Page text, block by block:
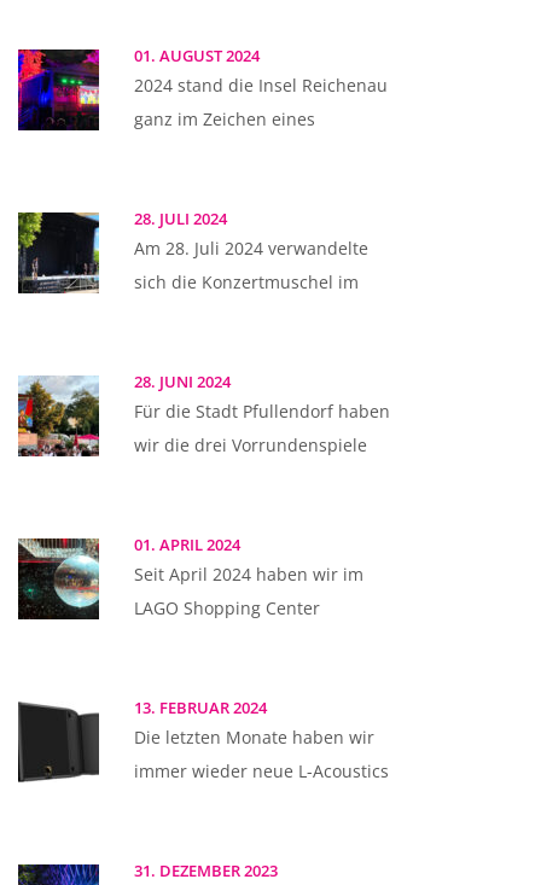
01. AUGUST 2024
2024 stand die Insel Reichenau
ganz im Zeichen eines
28. JULI 2024
Am 28. Juli 2024 verwandelte
sich die Konzertmuschel im
28. JUNI 2024
Für die Stadt Pfullendorf haben
wir die drei Vorrundenspiele
01. APRIL 2024
Seit April 2024 haben wir im
LAGO Shopping Center
13. FEBRUAR 2024
Die letzten Monate haben wir
immer wieder neue L-Acoustics
31. DEZEMBER 2023